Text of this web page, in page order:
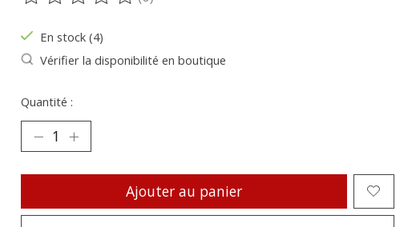
Ce produit est évalué à
En stock (4)
Vérifier la disponibilité en boutique
Quantité :
Ajouter au panier